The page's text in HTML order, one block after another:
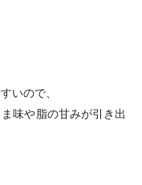
いので、
味や脂の甘みが引き出